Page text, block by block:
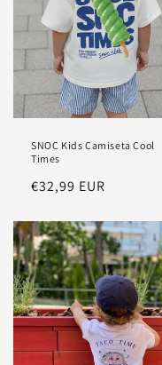
SNOC Kids Camiseta Cool
Times
Precio
€32,99 EUR